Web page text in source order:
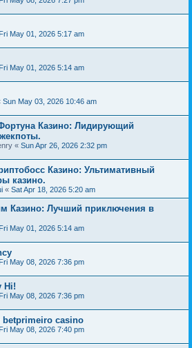
Fri May 01, 2026 5:17 am
Fri May 01, 2026 5:14 am
Sun May 03, 2026 10:46 am
Казино: Лидирующий
« Sun Apr 26, 2026 2:32 pm
Казино: Ультимативный
казино.
« Sat Apr 18, 2026 5:20 am
Казино: Лучший приключения в
Fri May 01, 2026 5:14 am
Fri May 08, 2026 7:36 pm
Hi!
Fri May 08, 2026 7:36 pm
betprimeiro casino
Fri May 08, 2026 7:40 pm